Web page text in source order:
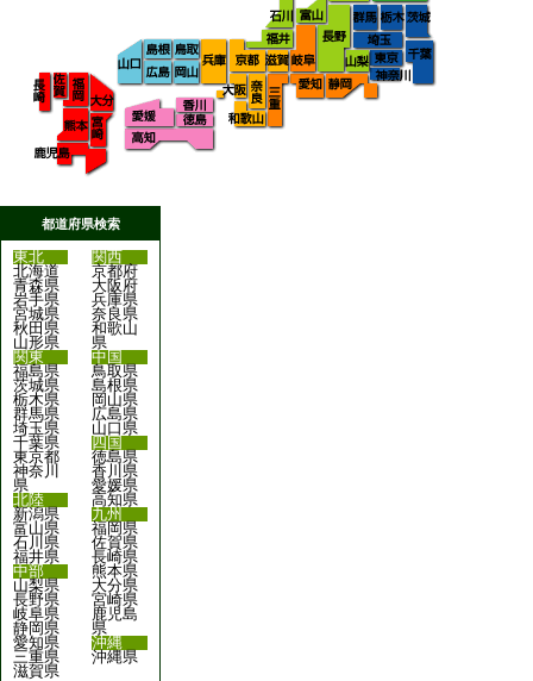
都道府県検索
東北
北海道
青森県
岩手県
宮城県
秋田県
山形県
関東
福島県
茨城県
栃木県
群馬県
埼玉県
千葉県
東京都
神奈川
県
北陸
新潟県
富山県
石川県
福井県
中部
山梨県
長野県
岐阜県
静岡県
愛知県
三重県
滋賀県
関西
京都府
大阪府
兵庫県
奈良県
和歌山
県
中国
鳥取県
島根県
岡山県
広島県
山口県
四国
徳島県
香川県
愛媛県
高知県
九州
福岡県
佐賀県
長崎県
熊本県
大分県
宮崎県
鹿児島
県
沖縄
沖縄県